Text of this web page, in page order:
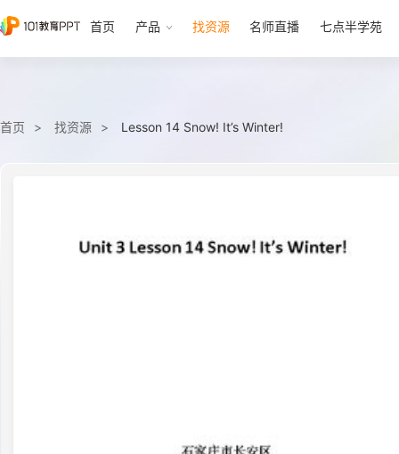
首页 产品 找资源 名师直播 七点半学苑
首页 找资源 Lesson 14 Snow! It’s Winter!